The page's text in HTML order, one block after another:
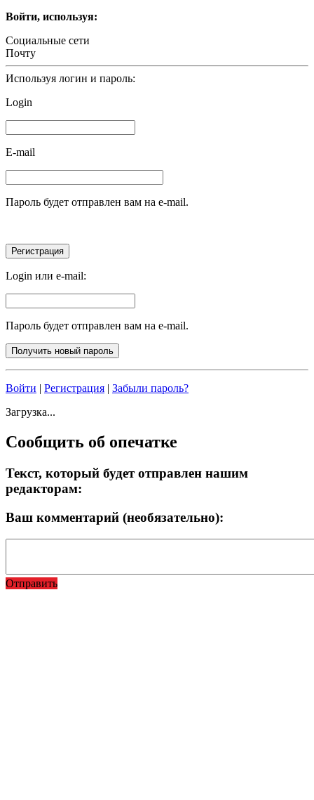
Войти, используя:
Социальные сети
Почту
Используя логин и пароль:
Login
E-mail
Пароль будет отправлен вам на e-mail.
Login или e-mail:
Пароль будет отправлен вам на e-mail.
Войти | Регистрация | Забыли пароль?
Загрузка...
Сообщить об опечатке
Текст, который будет отправлен нашим
редакторам:
Ваш комментарий (необязательно):
Отправить